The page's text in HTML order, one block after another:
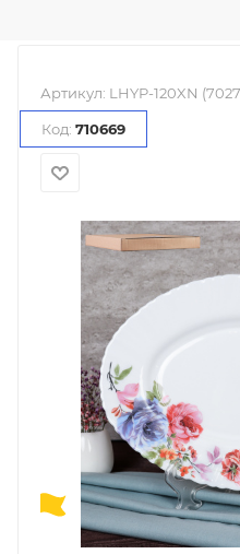
Артикул: LHYP-120XN
Код: 710669